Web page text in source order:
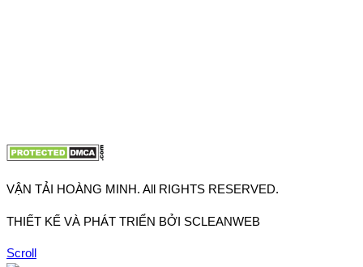
VẬN TẢI HOÀNG MINH. All RIGHTS RESERVED.
THIẾT KẾ VÀ PHÁT TRIỂN BỞI SCLEANWEB
Scroll